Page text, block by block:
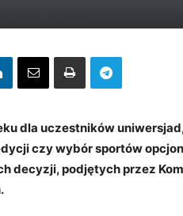
dla uczestników
czy wybór sportów
decyzji, podjętych przez